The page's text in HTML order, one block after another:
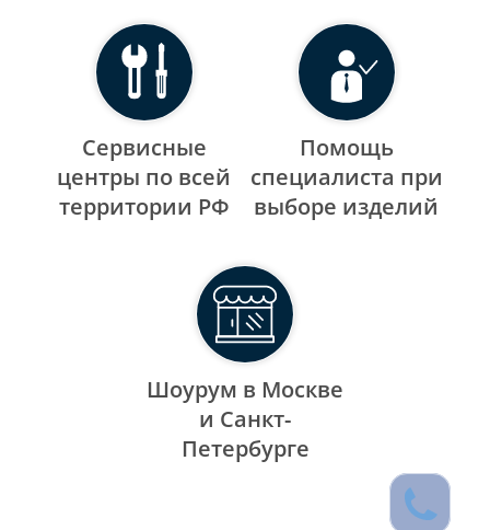
Сервисные
центры по всей
территории РФ
Помощь
специалиста при
выборе изделий
Шоурум в Москве
и Санкт-
Петербурге